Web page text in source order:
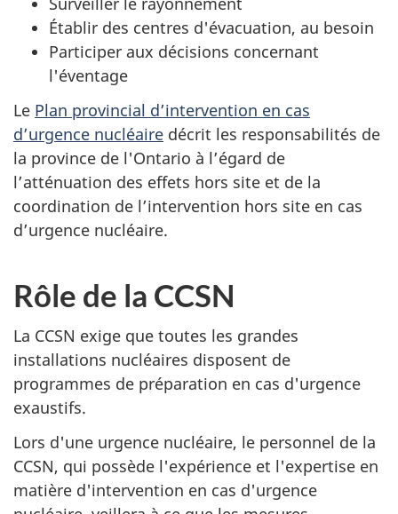
Établir des centres d'évacuation, au besoin
Participer aux décisions concernant
l'éventage
Le Plan provincial d’intervention en cas
d’urgence nucléaire décrit les responsabilités de
la province de l'Ontario à l’égard de
l’atténuation des effets hors site et de la
coordination de l’intervention hors site en cas
d’urgence nucléaire.
Rôle de la CCSN
La CCSN exige que toutes les grandes
installations nucléaires disposent de
programmes de préparation en cas d'urgence
exaustifs.
Lors d'une urgence nucléaire, le personnel de la
CCSN, qui possède l'expérience et l'expertise en
matière d'intervention en cas d'urgence